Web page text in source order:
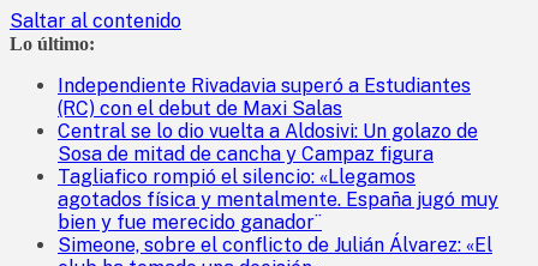
Saltar al contenido
Lo último:
Independiente Rivadavia superó a Estudiantes
(RC) con el debut de Maxi Salas
Central se lo dio vuelta a Aldosivi: Un golazo de
Sosa de mitad de cancha y Campaz figura
Tagliafico rompió el silencio: «Llegamos
agotados física y mentalmente. España jugó muy
bien y fue merecido ganador¨
Simeone, sobre el conflicto de Julián Álvarez: «El